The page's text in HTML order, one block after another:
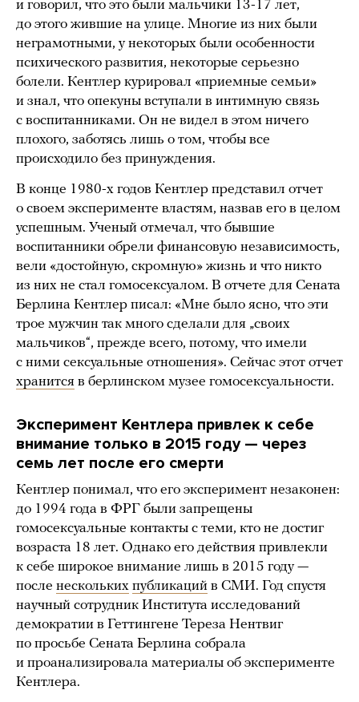
и говорил, что это были мальчики 13-17 лет,
до этого жившие на улице. Многие из них были
неграмотными, у некоторых были особенности
психического развития, некоторые серьезно
болели. Кентлер курировал «приемные семьи»
и знал, что опекуны вступали в интимную связь
с воспитанниками. Он не видел в этом ничего
плохого, заботясь лишь о том, чтобы все
происходило без принуждения.
В конце 1980-х годов Кентлер представил отчет
о своем эксперименте властям, назвав его в целом
успешным. Ученый отмечал, что бывшие
воспитанники обрели финансовую независимость,
вели «достойную, скромную» жизнь и что никто
из них не стал гомосексуалом. В отчете для Сената
Берлина Кентлер писал: «Мне было ясно, что эти
трое мужчин так много сделали для „своих
мальчиков“, прежде всего, потому, что имели
с ними сексуальные отношения». Сейчас этот отчет
хранится в берлинском музее гомосексуальности.
Эксперимент Кентлера привлек к себе
внимание только в 2015 году — через
семь лет после его смерти
Кентлер понимал, что его эксперимент незаконен:
до 1994 года в ФРГ были запрещены
гомосексуальные контакты с теми, кто не достиг
возраста 18 лет. Однако его действия привлекли
к себе широкое внимание лишь в 2015 году —
после нескольких публикаций в СМИ. Год спустя
научный сотрудник Института исследований
демократии в Геттингене Тереза Нентвиг
по просьбе Сената Берлина собрала
и проанализировала материалы об эксперименте
Кентлера.